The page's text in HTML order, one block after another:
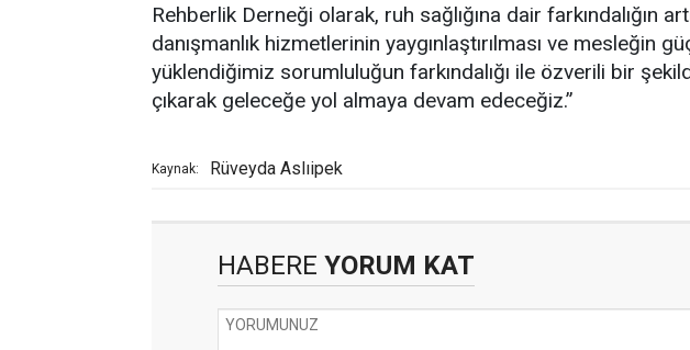
Rehberlik Derneği olarak, ruh sağlığına dair farkındalığın
danışmanlık hizmetlerinin yaygınlaştırılması ve mesleğin
yüklendiğimiz sorumluluğun farkındalığı ile özverili bir
çıkarak geleceğe yol almaya devam edeceğiz.”
Kaynak: Rüveyda Aslıipek
HABERE YORUM KAT